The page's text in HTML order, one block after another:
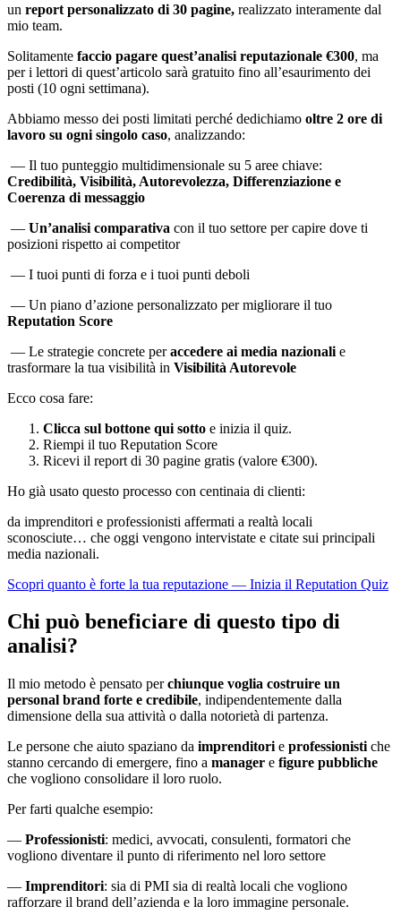
un report personalizzato di 30 pagine, realizzato interamente dal
mio team.
Solitamente faccio pagare quest’analisi reputazionale €300, ma
per i lettori di quest’articolo sarà gratuito fino all’esaurimento dei
posti (10 ogni settimana).
Abbiamo messo dei posti limitati perché dedichiamo oltre 2 ore di
lavoro su ogni singolo caso, analizzando:
— Il tuo punteggio multidimensionale su 5 aree chiave:
Credibilità, Visibilità, Autorevolezza, Differenziazione e
Coerenza di messaggio
— Un’analisi comparativa con il tuo settore per capire dove ti
posizioni rispetto ai competitor
— I tuoi punti di forza e i tuoi punti deboli
— Un piano d’azione personalizzato per migliorare il tuo
Reputation Score
— Le strategie concrete peraccedere ai media nazionali e
trasformare la tua visibilità in Visibilità Autorevole
Ecco cosa fare:
Clicca sul bottone qui sotto e inizia il quiz.
Riempi il tuo Reputation Score
Ricevi il report di 30 pagine gratis (valore €300).
Ho già usato questo processo con centinaia di clienti:
da imprenditori e professionisti affermati a realtà locali
sconosciute… che oggi vengono intervistate e citate sui principali
media nazionali.
Scopri quanto è forte la tua reputazione — Inizia il Reputation Quiz
Chi può beneficiare di questo tipo di
analisi?
Il mio metodo è pensato perchiunque voglia costruire un
personal brand forte e credibile, indipendentemente dalla
dimensione della sua attività o dalla notorietà di partenza.
Le persone che aiuto spaziano da imprenditori e professionisti che
stanno cercando di emergere, fino a manager e figure pubbliche
che vogliono consolidare il loro ruolo.
Per farti qualche esempio:
— Professionisti: medici, avvocati, consulenti, formatori che
vogliono diventare il punto di riferimento nel loro settore
— Imprenditori: sia di PMI sia di realtà locali che vogliono
rafforzare il brand dell’azienda e la loro immagine personale.